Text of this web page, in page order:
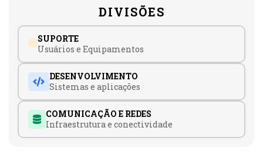
DIVISÕES
SUPORTE
Usuários e Equipamentos
DESENVOLVIMENTO
Sistemas e aplicações
COMUNICAÇÃO E REDES
Infraestrutura e conectividade